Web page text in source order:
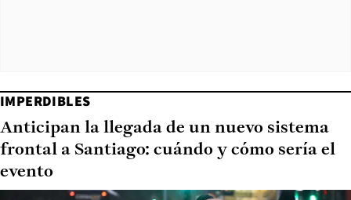
IMPERDIBLES
Anticipan la llegada de un nuevo sistema
frontal a Santiago: cuándo y cómo sería el
evento